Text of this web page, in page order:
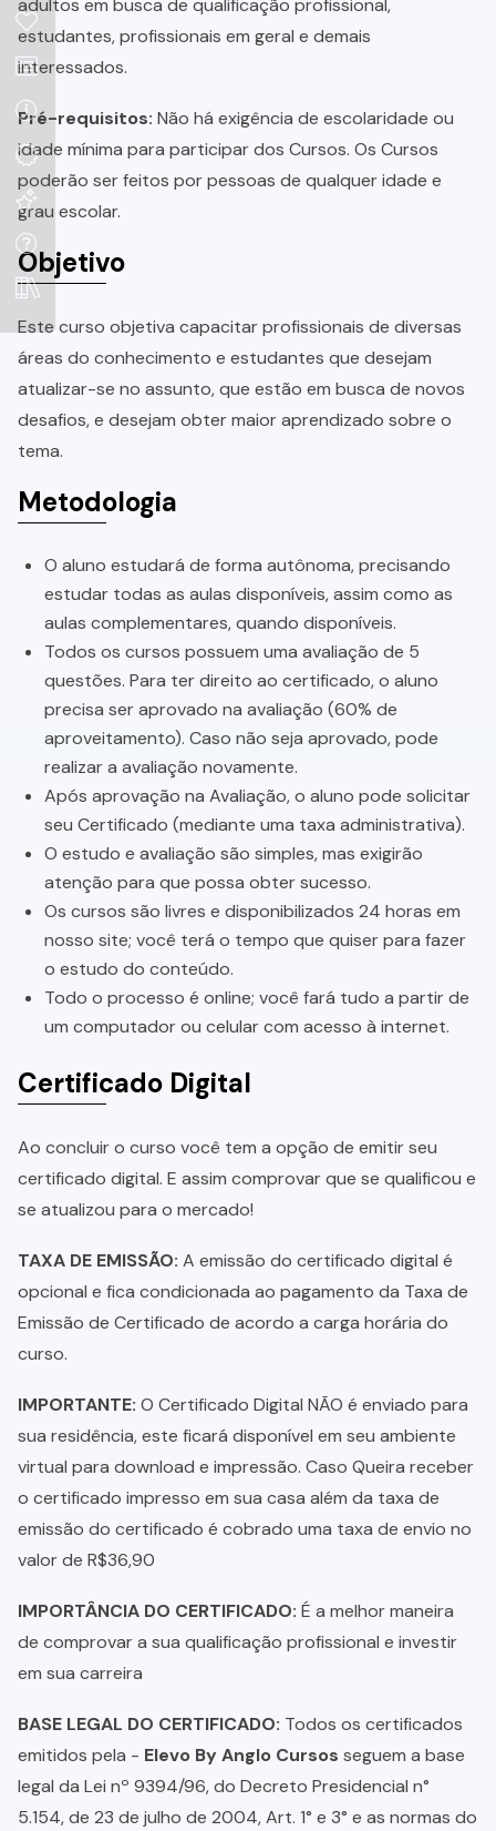
adultos em busca de qualificação profissional,
estudantes, profissionais em geral e demais
interessados.
Pré-requisitos: Não há exigência de escolaridade ou
idade mínima para participar dos Cursos. Os Cursos
poderão ser feitos por pessoas de qualquer idade e
grau escolar.
Objetivo
Este curso objetiva capacitar profissionais de diversas
áreas do conhecimento e estudantes que desejam
atualizar-se no assunto, que estão em busca de novos
desafios, e desejam obter maior aprendizado sobre o
tema.
Metodologia
O aluno estudará de forma autônoma, precisando
estudar todas as aulas disponíveis, assim como as
aulas complementares, quando disponíveis.
Todos os cursos possuem uma avaliação de 5
questões. Para ter direito ao certificado, o aluno
precisa ser aprovado na avaliação (60% de
aproveitamento). Caso não seja aprovado, pode
realizar a avaliação novamente.
Após aprovação na Avaliação, o aluno pode solicitar
seu Certificado (mediante uma taxa administrativa).
O estudo e avaliação são simples, mas exigirão
atenção para que possa obter sucesso.
Os cursos são livres e disponibilizados 24 horas em
nosso site; você terá o tempo que quiser para fazer
o estudo do conteúdo.
Todo o processo é online; você fará tudo a partir de
um computador ou celular com acesso à internet.
Certificado Digital
Ao concluir o curso você tem a opção de emitir seu
certificado digital. E assim comprovar que se qualificou e
se atualizou para o mercado!
TAXA DE EMISSÃO: A emissão do certificado digital é
opcional e fica condicionada ao pagamento da Taxa de
Emissão de Certificado de acordo a carga horária do
curso.
IMPORTANTE: O Certificado Digital NÃO é enviado para
sua residência, este ficará disponível em seu ambiente
virtual para download e impressão. Caso Queira receber
o certificado impresso em sua casa além da taxa de
emissão do certificado é cobrado uma taxa de envio no
valor de R$36,90
IMPORTÂNCIA DO CERTIFICADO: É a melhor maneira
de comprovar a sua qualificação profissional e investir
em sua carreira
BASE LEGAL DO CERTIFICADO: Todos os certificados
emitidos pela - Elevo By Anglo Cursos seguem a base
legal da Lei nº 9394/96, do Decreto Presidencial n°
5.154, de 23 de julho de 2004, Art. 1° e 3° e as normas do